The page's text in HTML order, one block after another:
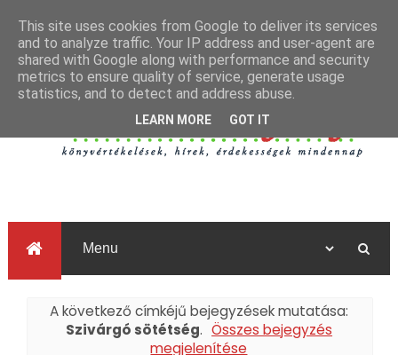
A következő címkéjű bejegyzések mutatása:
Szivárgó sötétség. Összes bejegyzés
megjelenítése
This site uses cookies from Google to deliver its services
and to analyze traffic. Your IP address and user-agent are
shared with Google along with performance and security
metrics to ensure quality of service, generate usage
statistics, and to detect and address abuse.
LEARN MORE GOT IT